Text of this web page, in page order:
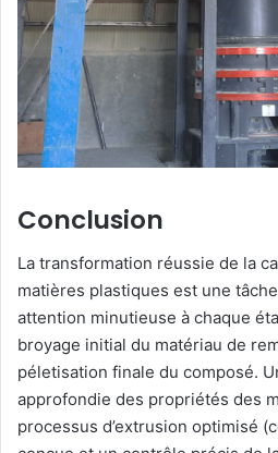
Conclusion
La transformation réussie de la
matières plastiques est une
attention minutieuse à chaque
broyage initial du matériau de
péletisation finale du composé.
approfondie des propriétés des
processus d’extrusion optimisé